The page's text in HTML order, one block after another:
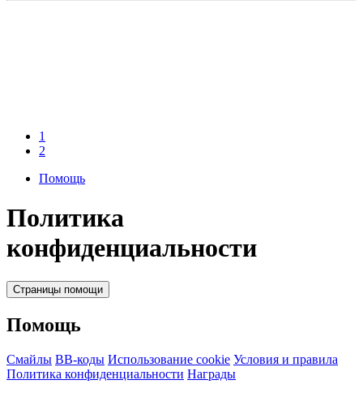
1
2
Помощь
Политика
конфиденциальности
Страницы помощи
Помощь
Смайлы BB-коды Использование cookie Условия и правила
Политика конфиденциальности Награды